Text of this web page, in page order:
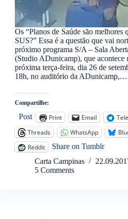
Os “Planos de Saúde são melhores
SUS?” Essa é a questão que vai
próximo programa S/A – Sala
(Studio ADunicamp), que acontece
próxima terça-feira, dia 26 de
18h, no auditório da ADunicamp,…
Compartilhe:
Post Print Email
Threads
WhatsApp
Reddit
Share on Tumblr
Carta Campinas
5 Comments